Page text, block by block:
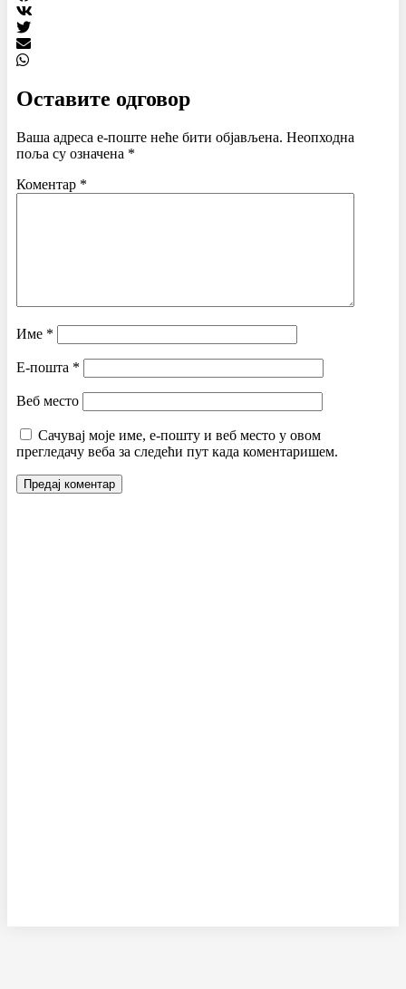
Оставите одговор
Ваша адреса е-поште неће бити објављена. Неопходна
поља су означена *
Коментар *
Име *
Е-пошта *
Веб место
Сачувај моје име, е-пошту и веб место у овом
прегледачу веба за следећи пут када коментаришем.